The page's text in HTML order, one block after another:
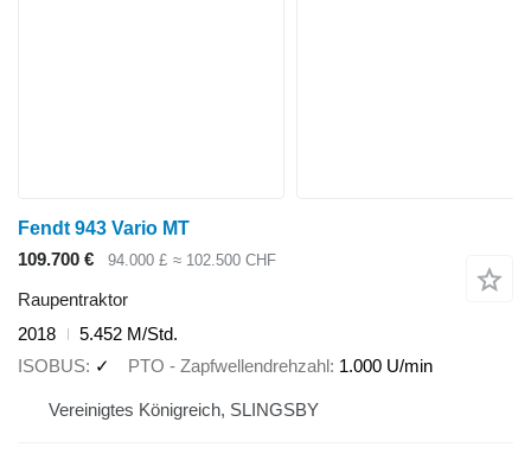
Fendt 943 Vario MT
109.700 €
94.000 £ ≈ 102.500 CHF
Raupentraktor
2018
5.452 M/Std.
ISOBUS ✓ PTO - Zapfwellendrehzahl 1.000 U/min
Vereinigtes Königreich, SLINGSBY